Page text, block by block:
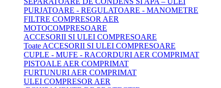
PURJATOARE - REGULATOARE - MANOMETRE
FILTRE COMPRESOR AER
MOTOCOMPRESOARE
ACCESORII SI ULEI COMPRESOARE
Toate ACCESORII SI ULEI COMPRESOARE
CUPLE - MUFE - RACORDURI AER COMPRIMAT
PISTOALE AER COMPRIMAT
FURTUNURI AER COMPRIMAT
ULEI COMPRESOR AER